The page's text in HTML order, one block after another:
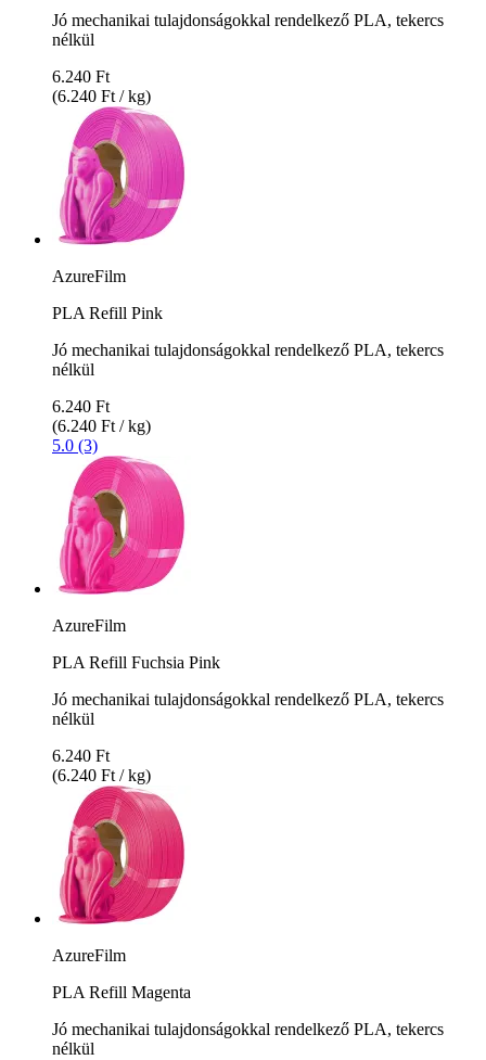
Jó mechanikai tulajdonságokkal rendelkező PLA, tekercs
nélkül
6.240 Ft
(6.240 Ft / kg)
AzureFilm
PLA Refill Pink
Jó mechanikai tulajdonságokkal rendelkező PLA, tekercs
nélkül
6.240 Ft
(6.240 Ft / kg)
5.0 (3)
AzureFilm
PLA Refill Fuchsia Pink
Jó mechanikai tulajdonságokkal rendelkező PLA, tekercs
nélkül
6.240 Ft
(6.240 Ft / kg)
AzureFilm
PLA Refill Magenta
Jó mechanikai tulajdonságokkal rendelkező PLA, tekercs
nélkül